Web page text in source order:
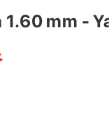
mm -